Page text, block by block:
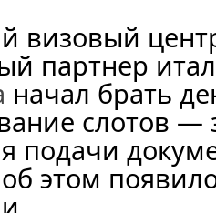
визовый
партнер
начал брать
слотов —
подачи
этом